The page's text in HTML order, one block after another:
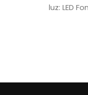
poeira e
luz: LED
lâmpada: